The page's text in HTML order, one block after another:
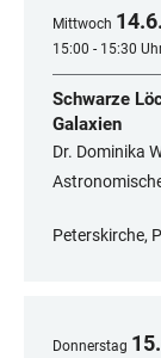
Mittwoch 14.6.
15:00 - 15:30
Schwarze
Galaxien
Dr. Dominika
Peterskirche,
Donnerstag 15.